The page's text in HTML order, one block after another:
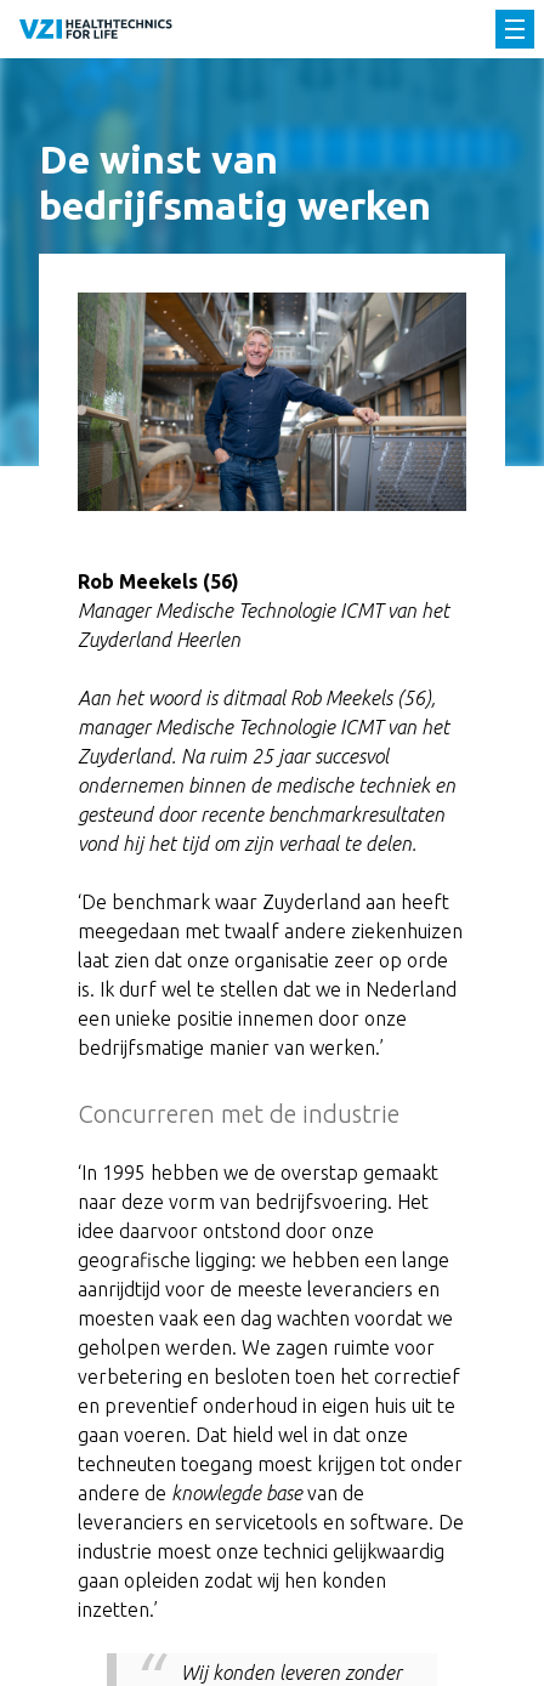
De winst van
bedrijfsmatig werken
Rob Meekels (56)
Manager Medische Technologie ICMT van het
Zuyderland Heerlen
Aan het woord is ditmaal Rob Meekels (56),
manager Medische Technologie ICMT van het
Zuyderland. Na ruim 25 jaar succesvol
ondernemen binnen de medische techniek en
gesteund door recente benchmarkresultaten
vond hij het tijd om zijn verhaal te delen.
‘De benchmark waar Zuyderland aan heeft
meegedaan met twaalf andere ziekenhuizen
laat zien dat onze organisatie zeer op orde
is. Ik durf wel te stellen dat we in Nederland
een unieke positie innemen door onze
bedrijfsmatige manier van werken.’
Concurreren met de industrie
‘In 1995 hebben we de overstap gemaakt
naar deze vorm van bedrijfsvoering. Het
idee daarvoor ontstond door onze
geografische ligging: we hebben een lange
aanrijdtijd voor de meeste leveranciers en
moesten vaak een dag wachten voordat we
geholpen werden. We zagen ruimte voor
verbetering en besloten toen het correctief
en preventief onderhoud in eigen huis uit te
gaan voeren. Dat hield wel in dat onze
techneuten toegang moest krijgen tot onder
andere de knowlegde basevan de
leveranciers en servicetools en software. De
industrie moest onze technici gelijkwaardig
gaan opleiden zodat wij hen konden
inzetten.’
Wij konden leveren zonder